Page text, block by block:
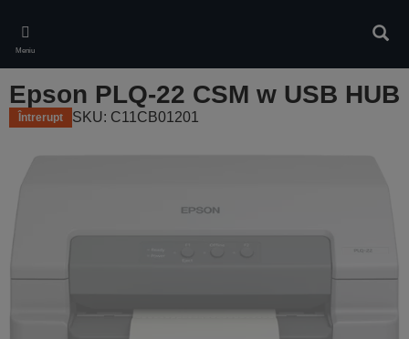
main
content
Meniu
Epson PLQ-22 CSM w USB HUB
Întrerupt SKU: C11CB01201